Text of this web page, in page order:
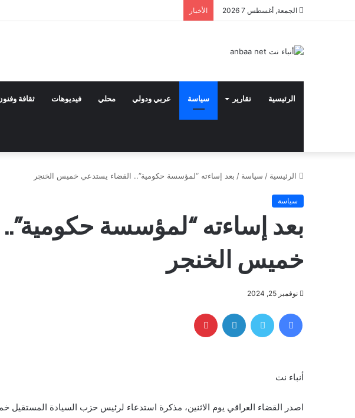
الجمعة, أغسطس 7 2026 الأخبار
الرئيسية تقارير سياسة عربي ودولي محلي فيديوهات ثقافة
الرئيسية / سياسة / بعد إساءته “لمؤسسة حكومية”.. القضاء يستدعي خميس الخنجر
سياسة
بعد إساءته “لمؤسسة
خميس الخنجر
نوفمبر 25, 2024
فيسبوك تويتر لينكدإن
أنباء نت
اصدر القضاء العراقي يوم الاثنين، مذكرة استدعاء لرئيس حزب السيادة المستقيل